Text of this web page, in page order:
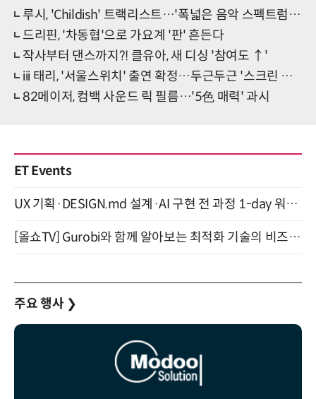
루시, 'Childish' 트랙리스트…'폭넓은 음악 스펙트럼' 주목
드리핀, '차동협'으로 가요계 '판' 흔든다
작사부터 댄스까지?! 클유아, 새 디싱 '참여도 ↑'
iii 태리, '서울스위치' 출연 확정…두근두근 '스크린 데뷔'
82메이저, 컴백 사운드 릭 필름…'5色 매력' 과시
ET Events
UX 기획·DESIGN.md 설계·AI 구현 전 과정 1-day 워크숍 with Claude Code·Codex 9월 15일 개최
[올쇼TV] Gurobi와 함께 알아보는 최적화 기술의 비즈니스 활용 (8월 20일 생방송)
주요 행사 ❯